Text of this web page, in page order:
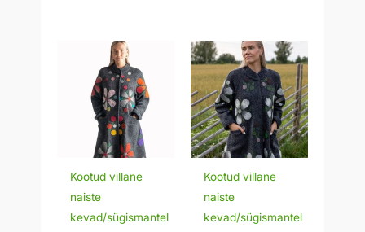
Kootud villane
naiste
kevad/sügismantel
Hinnavahemik:
295,00 €
kuni
320,00 €
Kootud villane
naiste
kevad/sügismantel
Hinnavahemik:
295,00 €
kuni
320,00 €